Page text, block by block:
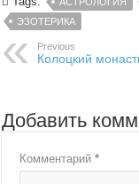
ЭЗОТЕРИКА
Previous
Колоцкий
Добавить
Комментарий*